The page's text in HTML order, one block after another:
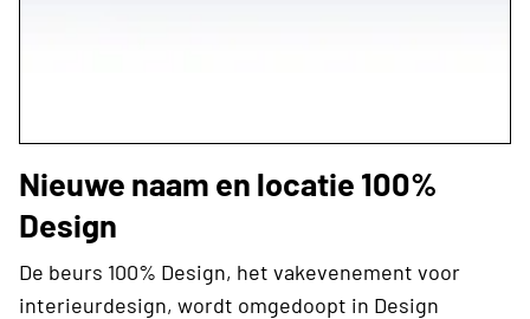
Nieuwe naam en locatie 100%
Design
De beurs 100% Design, het vakevenement voor
interieurdesign, wordt omgedoopt in Design